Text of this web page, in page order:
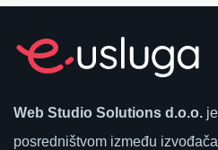
Web Studio Solutions d.o.o.
posredništvom između